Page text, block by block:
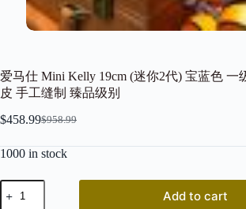
爱马仕 Mini Kelly 19cm (迷你2代) 宝蓝色 一
皮 手工缝制 臻品级别
$958.99
Original
was:
$458.99Current
is:
1000 in stock
爱
马
Add to cart